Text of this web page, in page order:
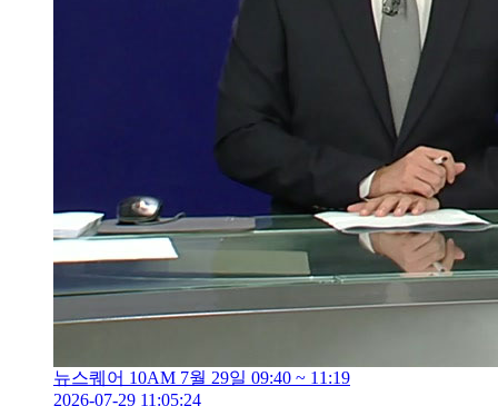
뉴스퀘어 10AM 7월 29일 09:40 ~ 11:19
2026-07-29 11:05:24